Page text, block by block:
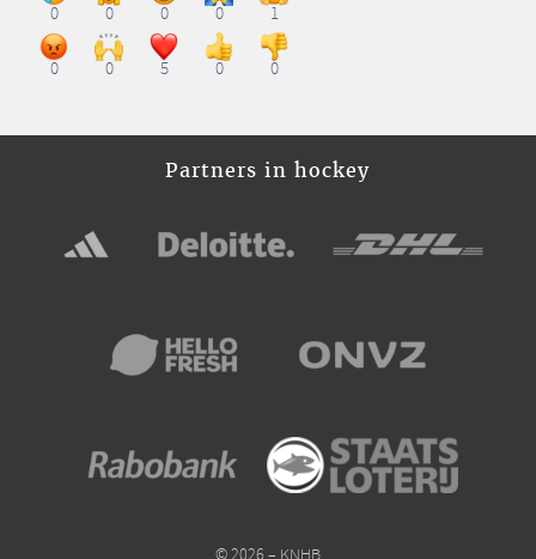
0 0 0 0 1
0 0 5 0 0
Partners in hockey